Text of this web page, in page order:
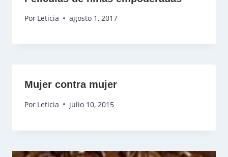
Por Leticia agosto 1, 2017
Mujer contra mujer
Por Leticia julio 10, 2015